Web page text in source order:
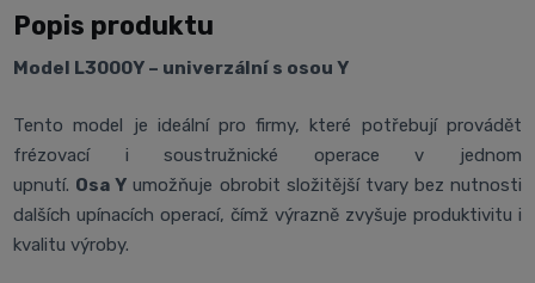
Popis produktu
Model L3000Y – univerzální s osou Y
Tento model je ideální pro firmy, které potřebují provádět
frézovací i soustružnické operace v jednom
upnutí. OsaY umožňuje obrobit složitější tvary bez nutnosti
dalších upínacích operací, čímž výrazně zvyšuje produktivitu i
kvalitu výroby.